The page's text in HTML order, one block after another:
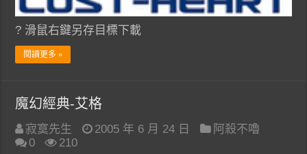
? 滑鼠右鍵另存目標下載
閱讀更多 »
魔幻經典-艾格
寂寞先生 2005 年 6 月 24 日
阿殺不嚕
0
210